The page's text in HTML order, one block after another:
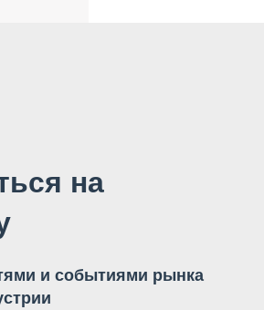
на
и событиями рынка